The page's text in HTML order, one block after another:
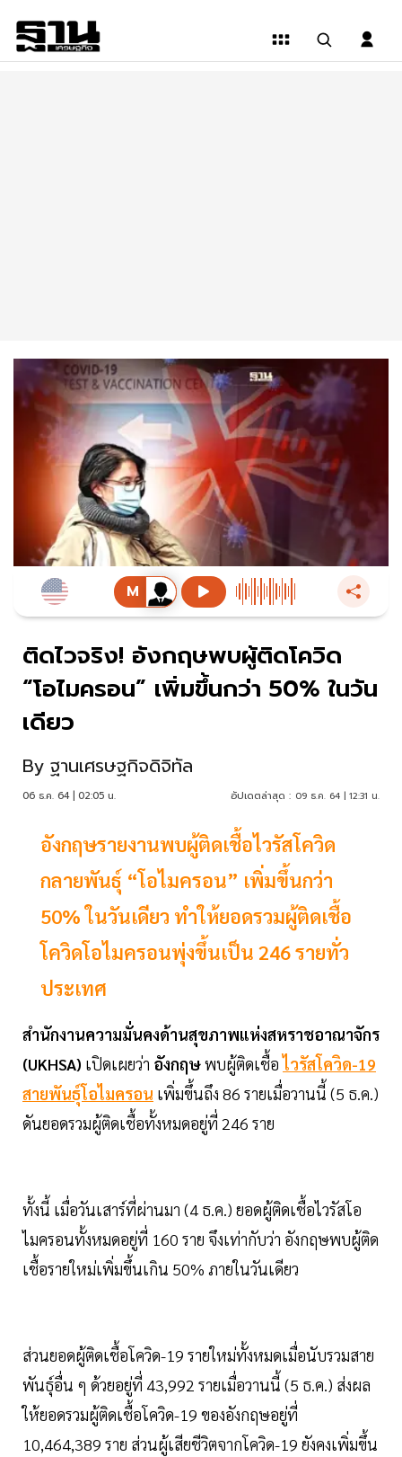
ติดไวจริง! อังกฤษพบผู้ติดโควิด
“โอไมครอน” เพิ่มขึ้นกว่า 50% ในวัน
เดียว
By ฐานเศรษฐกิจดิจิทัล
06 ธ.ค. 64 | 02:05 น. อัปเดตล่าสุด : 09 ธ.ค. 64 | 12:31 น.
อังกฤษรายงานพบผู้ติดเชื้อไวรัสโควิด
กลายพันธุ์ “โอไมครอน” เพิ่มขึ้นกว่า
50% ในวันเดียว ทำให้ยอดรวมผู้ติดเชื้อ
โควิดโอไมครอนพุ่งขึ้นเป็น 246 รายทั่ว
ประเทศ
สำนักงานความมั่นคงด้านสุขภาพแห่งสหราชอาณาจักร
(UKHSA) เปิดเผยว่า อังกฤษพบผู้ติดเชื้อไวรัสโควิด-19
สายพันธุ์โอไมครอน เพิ่มขึ้นถึง 86 รายเมื่อวานนี้ (5 ธ.ค.)
ดันยอดรวมผู้ติดเชื้อทั้งหมดอยู่ที่ 246 ราย
ทั้งนี้ เมื่อวันเสาร์ที่ผ่านมา (4 ธ.ค.) ยอดผู้ติดเชื้อไวรัสโอ
ไมครอนทั้งหมดอยู่ที่ 160 ราย จึงเท่ากับว่า อังกฤษพบผู้ติด
เชื้อรายใหม่เพิ่มขึ้นเกิน 50% ภายในวันเดียว
ส่วนยอดผู้ติดเชื้อโควิด-19 รายใหม่ทั้งหมดเมื่อนับรวมสาย
พันธุ์อื่น ๆ ด้วยอยู่ที่ 43,992 รายเมื่อวานนี้ (5 ธ.ค.) ส่งผล
ให้ยอดรวมผู้ติดเชื้อโควิด-19 ของอังกฤษอยู่ที่
10,464,389 ราย ส่วนผู้เสียชีวิตจากโควิด-19 ยังคงเพิ่มขึ้น